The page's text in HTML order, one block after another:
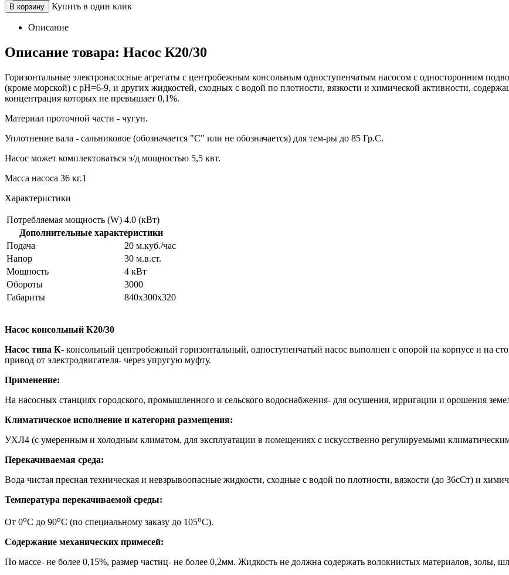
В корзину Купить в один клик
Описание
Описание товара: Насос К20/30
Горизонтальные электронасосные агрегаты с центробежным консольным одноступенчатым насосом с односторонним
(кроме морской) с рН=6-9, и других жидкостей, сходных с водой по плотности, вязкости и химической активности,
концентрация которых не превышает 0,1%.
Материал проточной части - чугун.
Уплотнение вала - сальниковое (обозначается "С" или не обозначается) для тем-ры до 85 Гр.С.
Насос может комплектоваться э/д мощностью 5,5 квт.
Масса насоса 36 кг.1
Характеристики
Потребляемая мощность (W) 4.0 (кВт)
Дополнительные характеристики
Подача
20 м.куб./час
Напор
30 м.в.ст.
Мощность
4 кВт
Обороты
3000
Габариты
840х300х320
Насос консольный К20/30
Насос типа К- консольный центробежный горизонтальный, одноступенчатый насос выполнен с опорой на корпусе и на
привод от электродвигателя- через упругую муфту.
Применение:
На насосных станциях городского, промышленного и сельского водоснабжения- для осушения, ирригации и орошения
Климатическое исполнение и категория размещения:
УХЛ4 (с умеренным и холодным климатом, для эксплуатации в помещениях с искусственно регулируемыми
Перекачиваемая среда:
Вода чистая пресная техническая и невзрывоопасные жидкости, сходные с водой по плотности, вязкости (до 36сСт) и
Температура перекачиваемой среды:
От 0оС до 90оС (по специальному заказу до 105оС).
Содержание механических примесей:
По массе- не более 0,15%, размер частиц- не более 0,2мм. Жидкость не должна содержать волокнистых материалов, золы,